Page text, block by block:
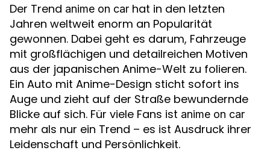
Der Trend anime on car hat in den letzten
Jahren weltweit enorm an Popularität
gewonnen. Dabei geht es darum, Fahrzeuge
mit großflächigen und detailreichen Motiven
aus der japanischen Anime-Welt zu folieren.
Ein Auto mit Anime-Design sticht sofort ins
Auge und zieht auf der Straße bewundernde
Blicke auf sich. Für viele Fans ist anime on car
mehr als nur ein Trend – es ist Ausdruck ihrer
Leidenschaft und Persönlichkeit.